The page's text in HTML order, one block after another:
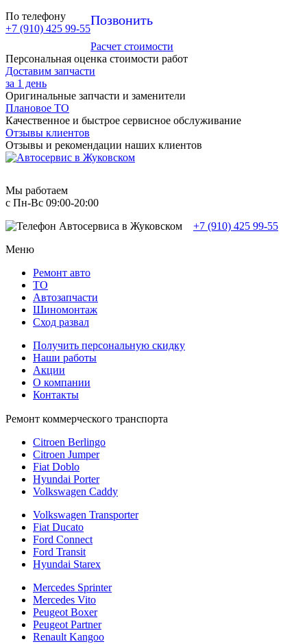
По телефону
+7 (910) 425 99-55
Позвонить
Расчет стоимости
Персональная оценка стоимости работ
Доставим запчасти
за 1 день
Оригинальные запчасти и заменители
Плановое ТО
Качественное и быстрое сервисное обслуживание
Отзывы клиентов
Отзывы и рекомендации наших клиентов
Мы работаем
с Пн-Вc 09:00-20:00
+7 (910) 425 99-55
Меню
Ремонт авто
TO
Автозапчасти
Шиномонтаж
Сход развал
Получить персональную скидку
Наши работы
Акции
О компании
Контакты
Ремонт коммерческого транспорта
Citroen Berlingo
Citroen Jumper
Fiat Doblo
Hyundai Porter
Volkswagen Caddy
Volkswagen Transporter
Fiat Ducato
Ford Connect
Ford Transit
Hyundai Starex
Mercedes Sprinter
Mercedes Vito
Peugeot Boxer
Peugeot Partner
Renault Kangoo